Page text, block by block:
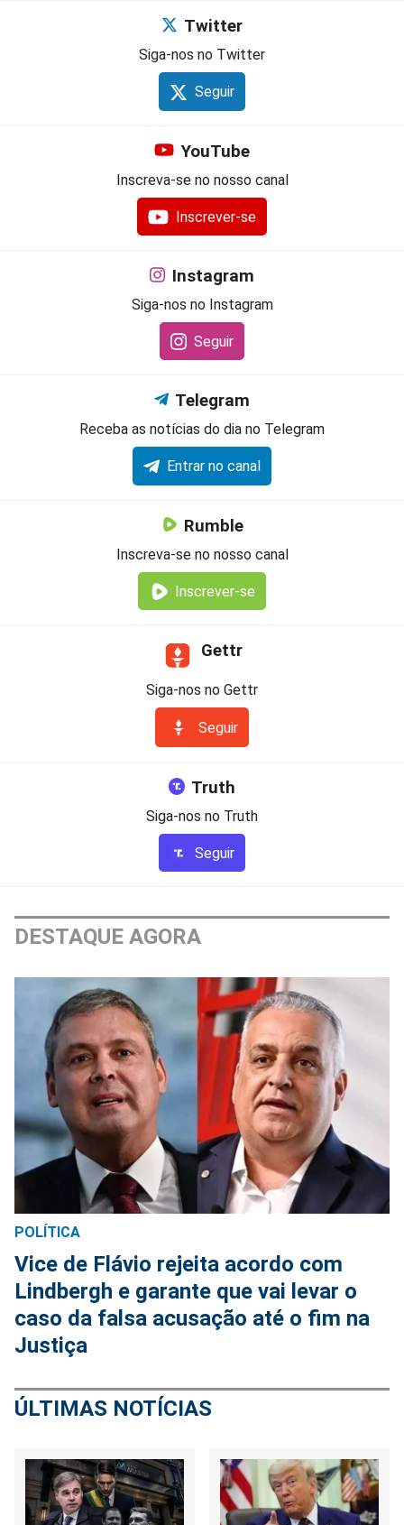
Twitter
Siga-nos no Twitter
Seguir
YouTube
Inscreva-se no nosso canal
Inscrever-se
Instagram
Siga-nos no Instagram
Seguir
Telegram
Receba as notícias do dia no Telegram
Entrar no canal
Rumble
Inscreva-se no nosso canal
Inscrever-se
Gettr
Siga-nos no Gettr
Seguir
Truth
Siga-nos no Truth
Seguir
DESTAQUE AGORA
POLÍTICA
Vice de Flávio rejeita acordo com
Lindbergh e garante que vai levar o
caso da falsa acusação até o fim na
Justiça
ÚLTIMAS NOTÍCIAS